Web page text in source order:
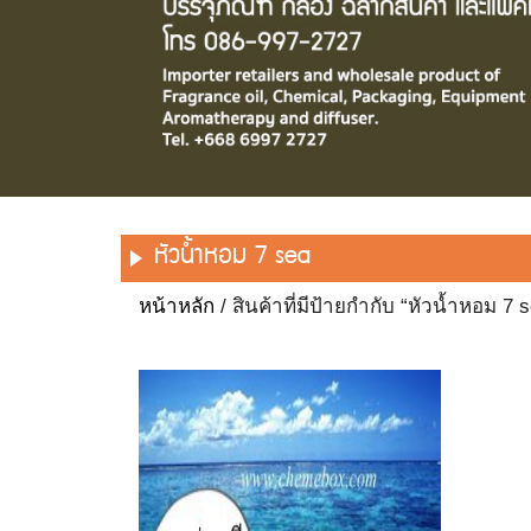
หัวน้ำหอม 7 sea
หน้าหลัก / สินค้าที่มีป้ายกำกับ “หัวน้ำหอม 7